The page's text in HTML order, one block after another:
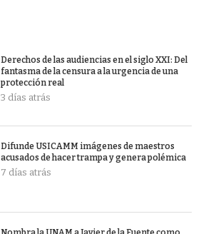
Derechos de las audiencias en el siglo XXI: Del
fantasma de la censura a la urgencia de una
protección real
3 días atrás
Difunde USICAMM imágenes de maestros
acusados de hacer trampa y genera polémica
7 días atrás